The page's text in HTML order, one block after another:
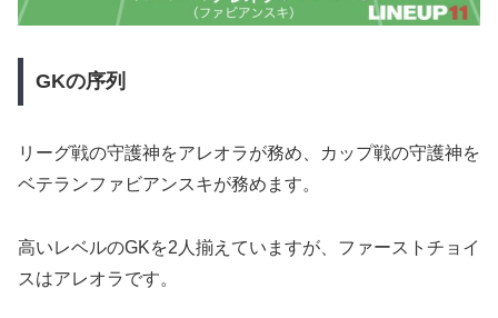
GKの序列
リーグ戦の守護神をアレオラが務め、カップ戦の守護神を
ベテランファビアンスキが務めます。
高いレベルのGKを2人揃えていますが、ファーストチョイ
スはアレオラです。